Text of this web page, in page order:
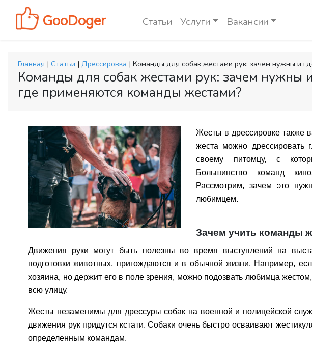
GooDoger Статьи Услуги Вакансии
Главная | Статьи | Дрессировка | Команды для собак жестами рук: зачем нужны и
Команды для собак жестами рук: зачем нужны и
где применяются команды жестами?
Жесты в дрессировке также
жеста можно дрессировать
своему питомцу, с
Большинство команд
Рассмотрим, зачем это
любимцем.
Зачем учить команды
Движения руки могут быть полезны во время выступлений на
подготовки животных, пригождаются и в обычной жизни. Например,
хозяина, но держит его в поле зрения, можно подозвать любимца
всю улицу.
Жесты незаменимы для дрессуры собак на военной и полицейской
движения рук придутся кстати. Собаки очень быстро осваивают
определенным командам.